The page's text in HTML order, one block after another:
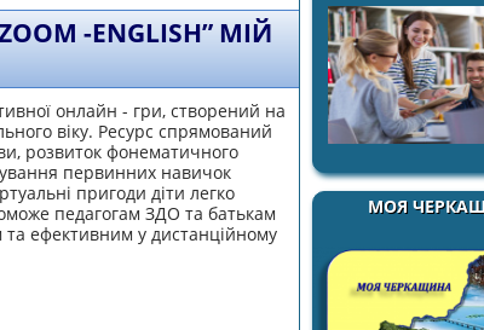
МОЯ
-ENGLISH” МІЙ
онлайн - гри, створений на
віку. Ресурс спрямований
розвиток фонематичного
первинних навичок
пригоди діти легко
педагогам ЗДО та батькам
ефективним у дистанційному